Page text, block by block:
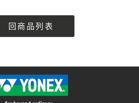
回商品列表